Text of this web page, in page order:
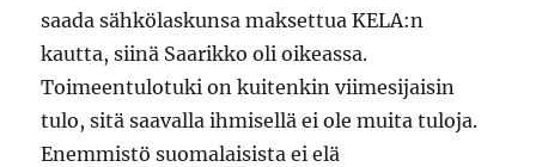
saada sähkölaskunsa maksettua KELA:n
kautta, siinä Saarikko oli oikeassa.
Toimeentulotuki on kuitenkin viimesijaisin
tulo, sitä saavalla ihmisellä ei ole muita tuloja.
Enemmistö suomalaisista ei elä